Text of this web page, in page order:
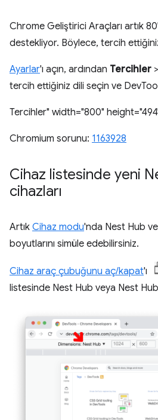
Chrome Geliştirici Araçları artık
destekliyor. Böylece, tercih
Ayarlar'ı açın, ardından Tercihler >
tercih ettiğiniz dili seçin ve
Tercihler" width="800"
Chromium sorunu: 1163928
Cihaz listesinde yeni
cihazları
Artık Cihaz modu'nda Nest Hub
boyutlarını simüle edebilirsiniz.
Cihaz araç çubuğunu aç/kapat'ı
listesinde Nest Hub veya Nest